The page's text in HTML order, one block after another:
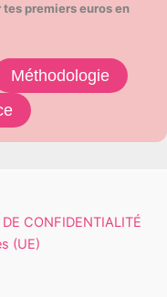
tes premiers euros en
Méthodologie
CONFIDENTIALITÉ
(UE)